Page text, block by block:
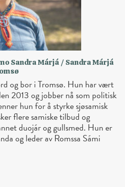
Sandra Márjá / Sandra Márjá
og bor i Tromsø. Hun har vært
2013 og jobber nå som politisk
hun for å styrke sjøsamisk
flere samiske tilbud og
duojár og gullsmed. Hun er
og leder av Romssa Sámi